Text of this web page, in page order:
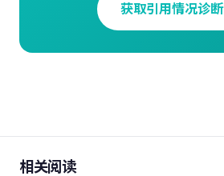
获取引用情况诊
相关阅读